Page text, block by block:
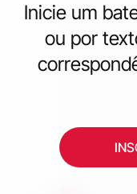
Inicie um
ou por